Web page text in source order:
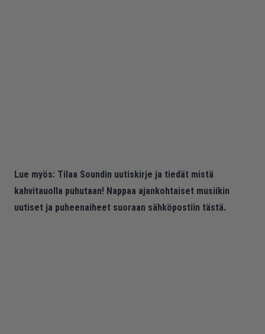
Lue myös: Tilaa Soundin uutiskirje ja tiedät mistä
kahvitauolla puhutaan! Nappaa ajankohtaiset musiikin
uutiset ja puheenaiheet suoraan sähköpostiin tästä.